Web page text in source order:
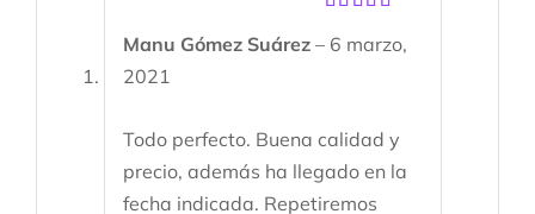
con5de 5
Manu Gómez Suárez– 6 marzo,
2021
Todo perfecto. Buena calidad y
precio, además ha llegado en la
fecha indicada. Repetiremos